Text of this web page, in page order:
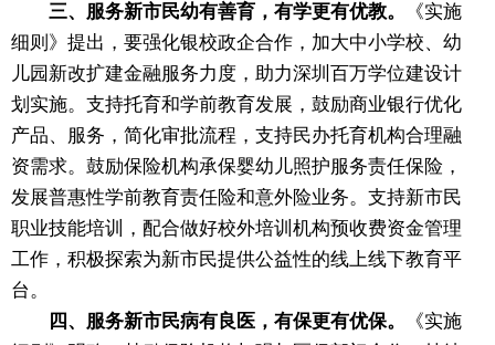
三、服务新市民幼有善育，有学更有优教。
《实施
细则》提出，要强化银校政企合作，加大中小学校、幼
儿园新改扩建金融服务力度，助力深圳百万学位建设计
划实施。支持托育和学前教育发展，鼓励商业银行优化
产品、服务，简化审批流程，支持民办托育机构合理融
资需求。鼓励保险机构承保婴幼儿照护服务责任保险，
发展普惠性学前教育责任险和意外险业务。支持新市民
职业技能培训，配合做好校外培训机构预收费资金管理
工作，积极探索为新市民提供公益性的线上线下教育平
台。
四、服务新市民病有良医，有保更有优保。
《实施